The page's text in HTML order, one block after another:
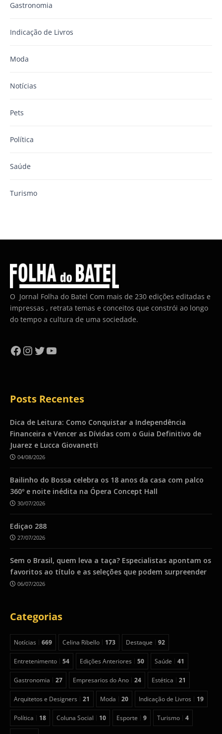
Gastronomia
Indicação de Livros
Moda
Notícias
Pets
Política
Saúde
Turismo
O Jornal Folha do Batel Com mais de 230 edições editadas e
impressas , retrata temas e conceitos que constrói ao longo
do tempo a cultura de uma sociedade.
Facebook
Instagram
Twitter
YouTube
Posts Recentes
Dica de Leitura: Como Conquistar a Independência
Financeira e Vencer as Dívidas com o Guia Definitivo de
Juarez e Lucca Giovanetti
04/08/2026
Bailinho do Bossa celebra os 18 anos da casa com palco
360º e noite inédita na Ópera Concept Hall
30/07/2026
Ediçao 288
27/07/2026
Sem o Brasil, quem leva a taça? Especialistas apontam os
favoritos ao título e as seleções que podem surpreender
06/07/2026
Categorias
Notícias 669 Celina Ribello 173 Destaque 92
Entretenimento 54 Edições Anteriores 50 Saúde 41
Gastronomia 27 Empresarios do Ano 24 Estética 21
Arquitetos e Designers 21 Moda 20 Indicação de Livros 19
Política 18 Coluna Social 10 Esporte 9 Turismo 4